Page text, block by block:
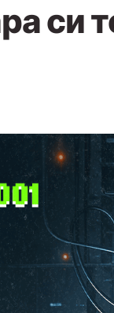
си
17 сеп.